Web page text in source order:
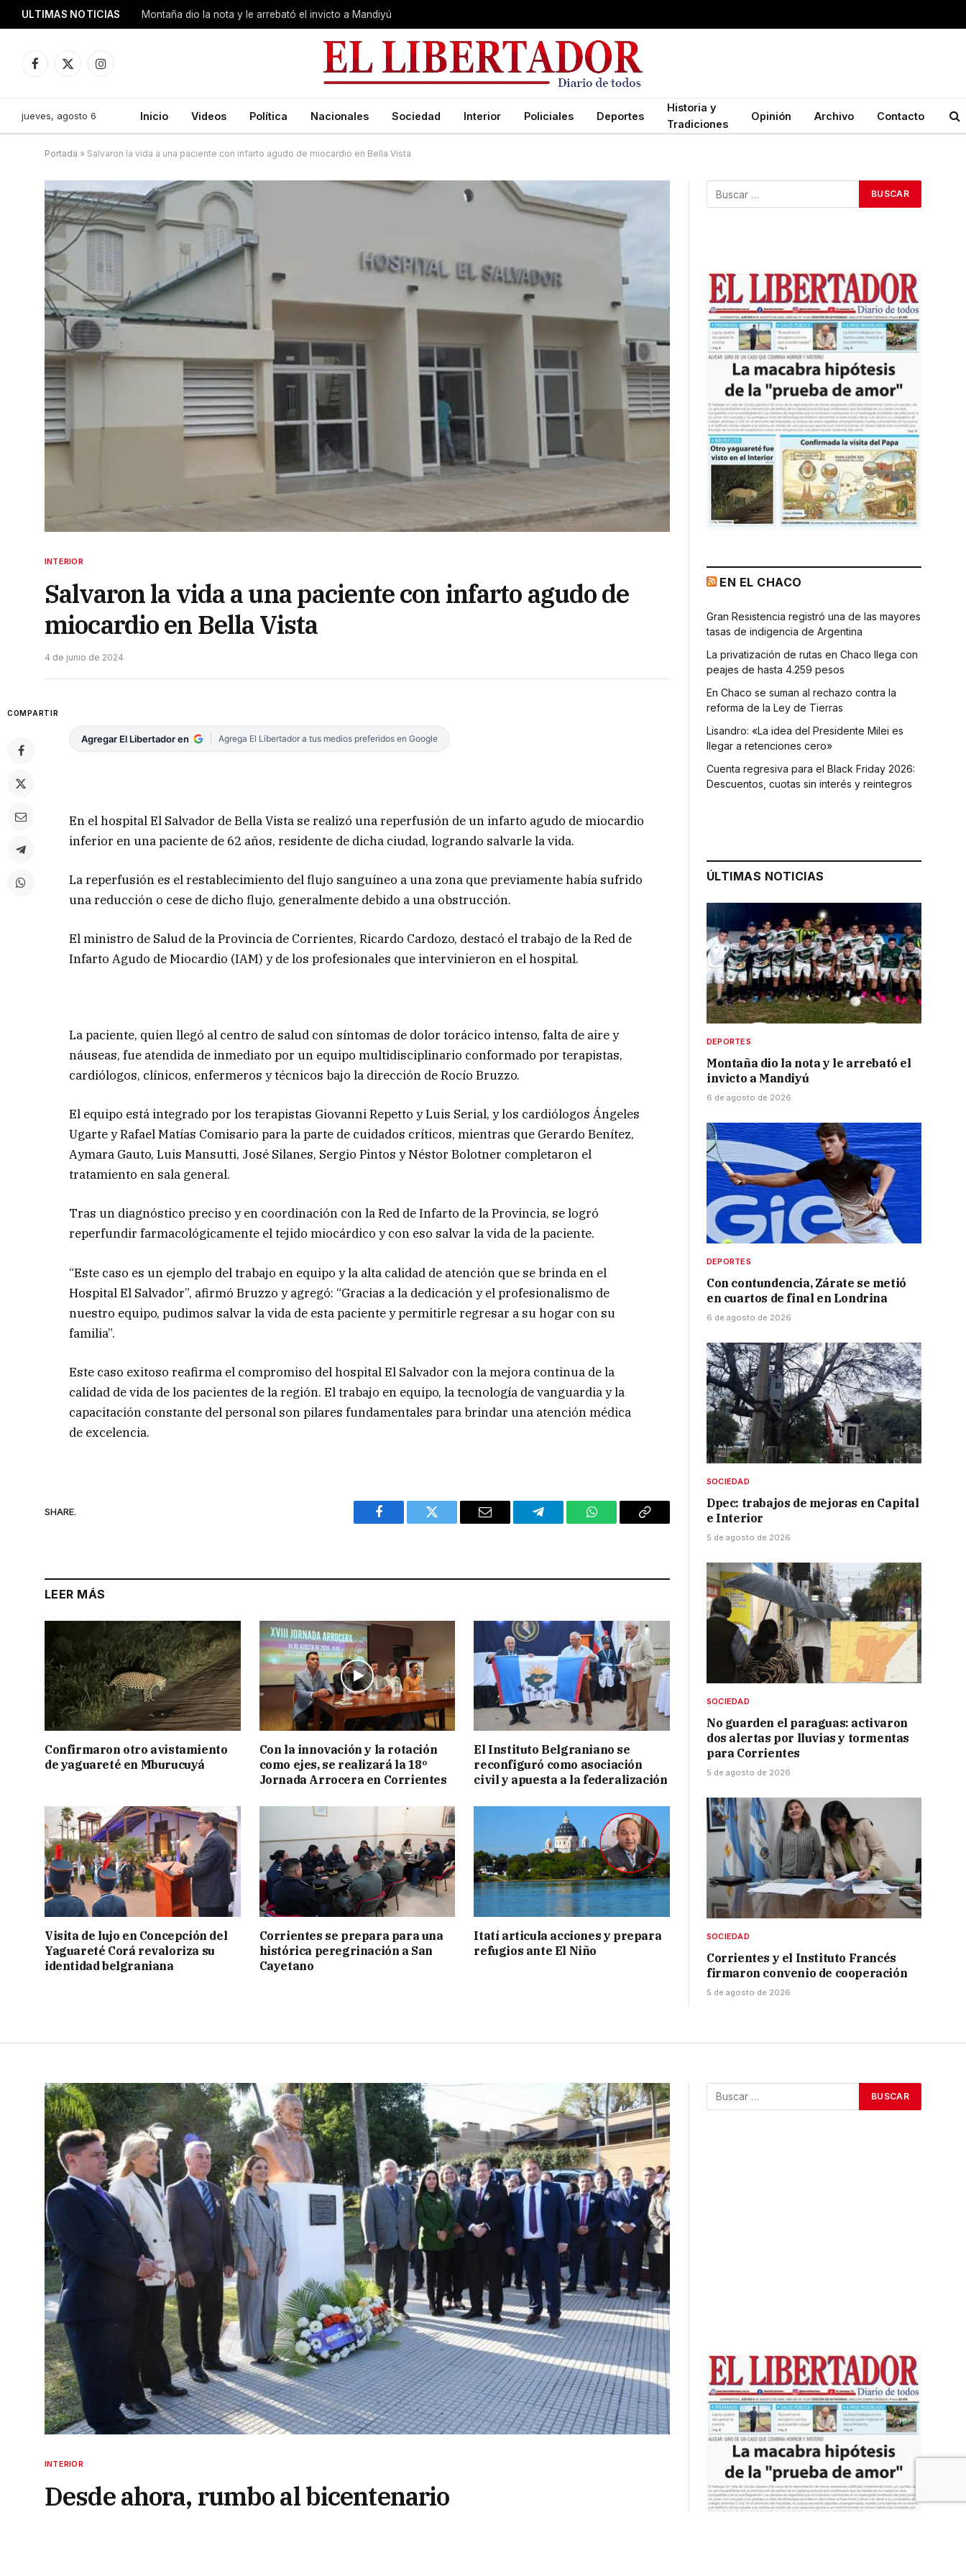
ULTIMAS NOTICIAS Montaña dio la nota y le arrebató el invicto a Mandiyú
Facebook
X
Instagram
jueves, agosto 6 Inicio Videos Política Nacionales Sociedad Interior Policiales Deportes
Historia y
Tradiciones
Opinión Archivo Contacto
Portada » Salvaron la vida a una paciente con infarto agudo de miocardio en Bella Vista
INTERIOR
Salvaron la vida a una paciente con infarto agudo de
miocardio en Bella Vista
4 de junio de 2024
COMPARTIR
Agregar El Libertador en Agrega El Libertador a tus medios preferidos en Google
En el hospital El Salvador de Bella Vista se realizó una reperfusión de un infarto agudo de miocardio
inferior en una paciente de 62 años, residente de dicha ciudad, logrando salvarle la vida.
La reperfusión es el restablecimiento del flujo sanguíneo a una zona que previamente había sufrido
una reducción o cese de dicho flujo, generalmente debido a una obstrucción.
El ministro de Salud de la Provincia de Corrientes, Ricardo Cardozo, destacó el trabajo de la Red de
Infarto Agudo de Miocardio (IAM) y de los profesionales que intervinieron en el hospital.
La paciente, quien llegó al centro de salud con síntomas de dolor torácico intenso, falta de aire y
náuseas, fue atendida de inmediato por un equipo multidisciplinario conformado por terapistas,
cardiólogos, clínicos, enfermeros y técnicos bajo la dirección de Rocío Bruzzo.
El equipo está integrado por los terapistas Giovanni Repetto y Luis Serial, y los cardiólogos Ángeles
Ugarte y Rafael Matías Comisario para la parte de cuidados críticos, mientras que Gerardo Benítez,
Aymara Gauto, Luis Mansutti, José Silanes, Sergio Pintos y Néstor Bolotner completaron el
tratamiento en sala general.
Tras un diagnóstico preciso y en coordinación con la Red de Infarto de la Provincia, se logró
reperfundir farmacológicamente el tejido miocárdico y con eso salvar la vida de la paciente.
“Este caso es un ejemplo del trabajo en equipo y la alta calidad de atención que se brinda en el
Hospital El Salvador”, afirmó Bruzzo y agregó: “Gracias a la dedicación y el profesionalismo de
nuestro equipo, pudimos salvar la vida de esta paciente y permitirle regresar a su hogar con su
familia”.
Este caso exitoso reafirma el compromiso del hospital El Salvador con la mejora continua de la
calidad de vida de los pacientes de la región. El trabajo en equipo, la tecnología de vanguardia y la
capacitación constante del personal son pilares fundamentales para brindar una atención médica
de excelencia.
SHARE.
Facebook Twitter Email Telegram WhatsAppCopy
LEER MÁS
Confirmaron otro avistamiento
de yaguareté en Mburucuyá
Con la innovación y la rotación
como ejes, se realizará la 18º
Jornada Arrocera en Corrientes
El Instituto Belgraniano se
reconfiguró como asociación
civil y apuesta a la federalización
Visita de lujo en Concepción del
Yaguareté Corá revaloriza su
identidad belgraniana
Corrientes se prepara para una
histórica peregrinación a San
Cayetano
Itatí articula acciones y prepara
refugios ante El Niño
EN EL CHACO
Gran Resistencia registró una de las mayores
tasas de indigencia de Argentina
La privatización de rutas en Chaco llega con
peajes de hasta 4.259 pesos
En Chaco se suman al rechazo contra la
reforma de la Ley de Tierras
Lisandro: «La idea del Presidente Milei es
llegar a retenciones cero»
Cuenta regresiva para el Black Friday 2026:
Descuentos, cuotas sin interés y reintegros
ÚLTIMAS NOTICIAS
DEPORTES
Montaña dio la nota y le arrebató el
invicto a Mandiyú
6 de agosto de 2026
DEPORTES
Con contundencia, Zárate se metió
en cuartos de final en Londrina
6 de agosto de 2026
SOCIEDAD
Dpec: trabajos de mejoras en Capital
e Interior
5 de agosto de 2026
SOCIEDAD
No guarden el paraguas: activaron
dos alertas por lluvias y tormentas
para Corrientes
5 de agosto de 2026
SOCIEDAD
Corrientes y el Instituto Francés
firmaron convenio de cooperación
5 de agosto de 2026
INTERIOR
Desde ahora, rumbo al bicentenario